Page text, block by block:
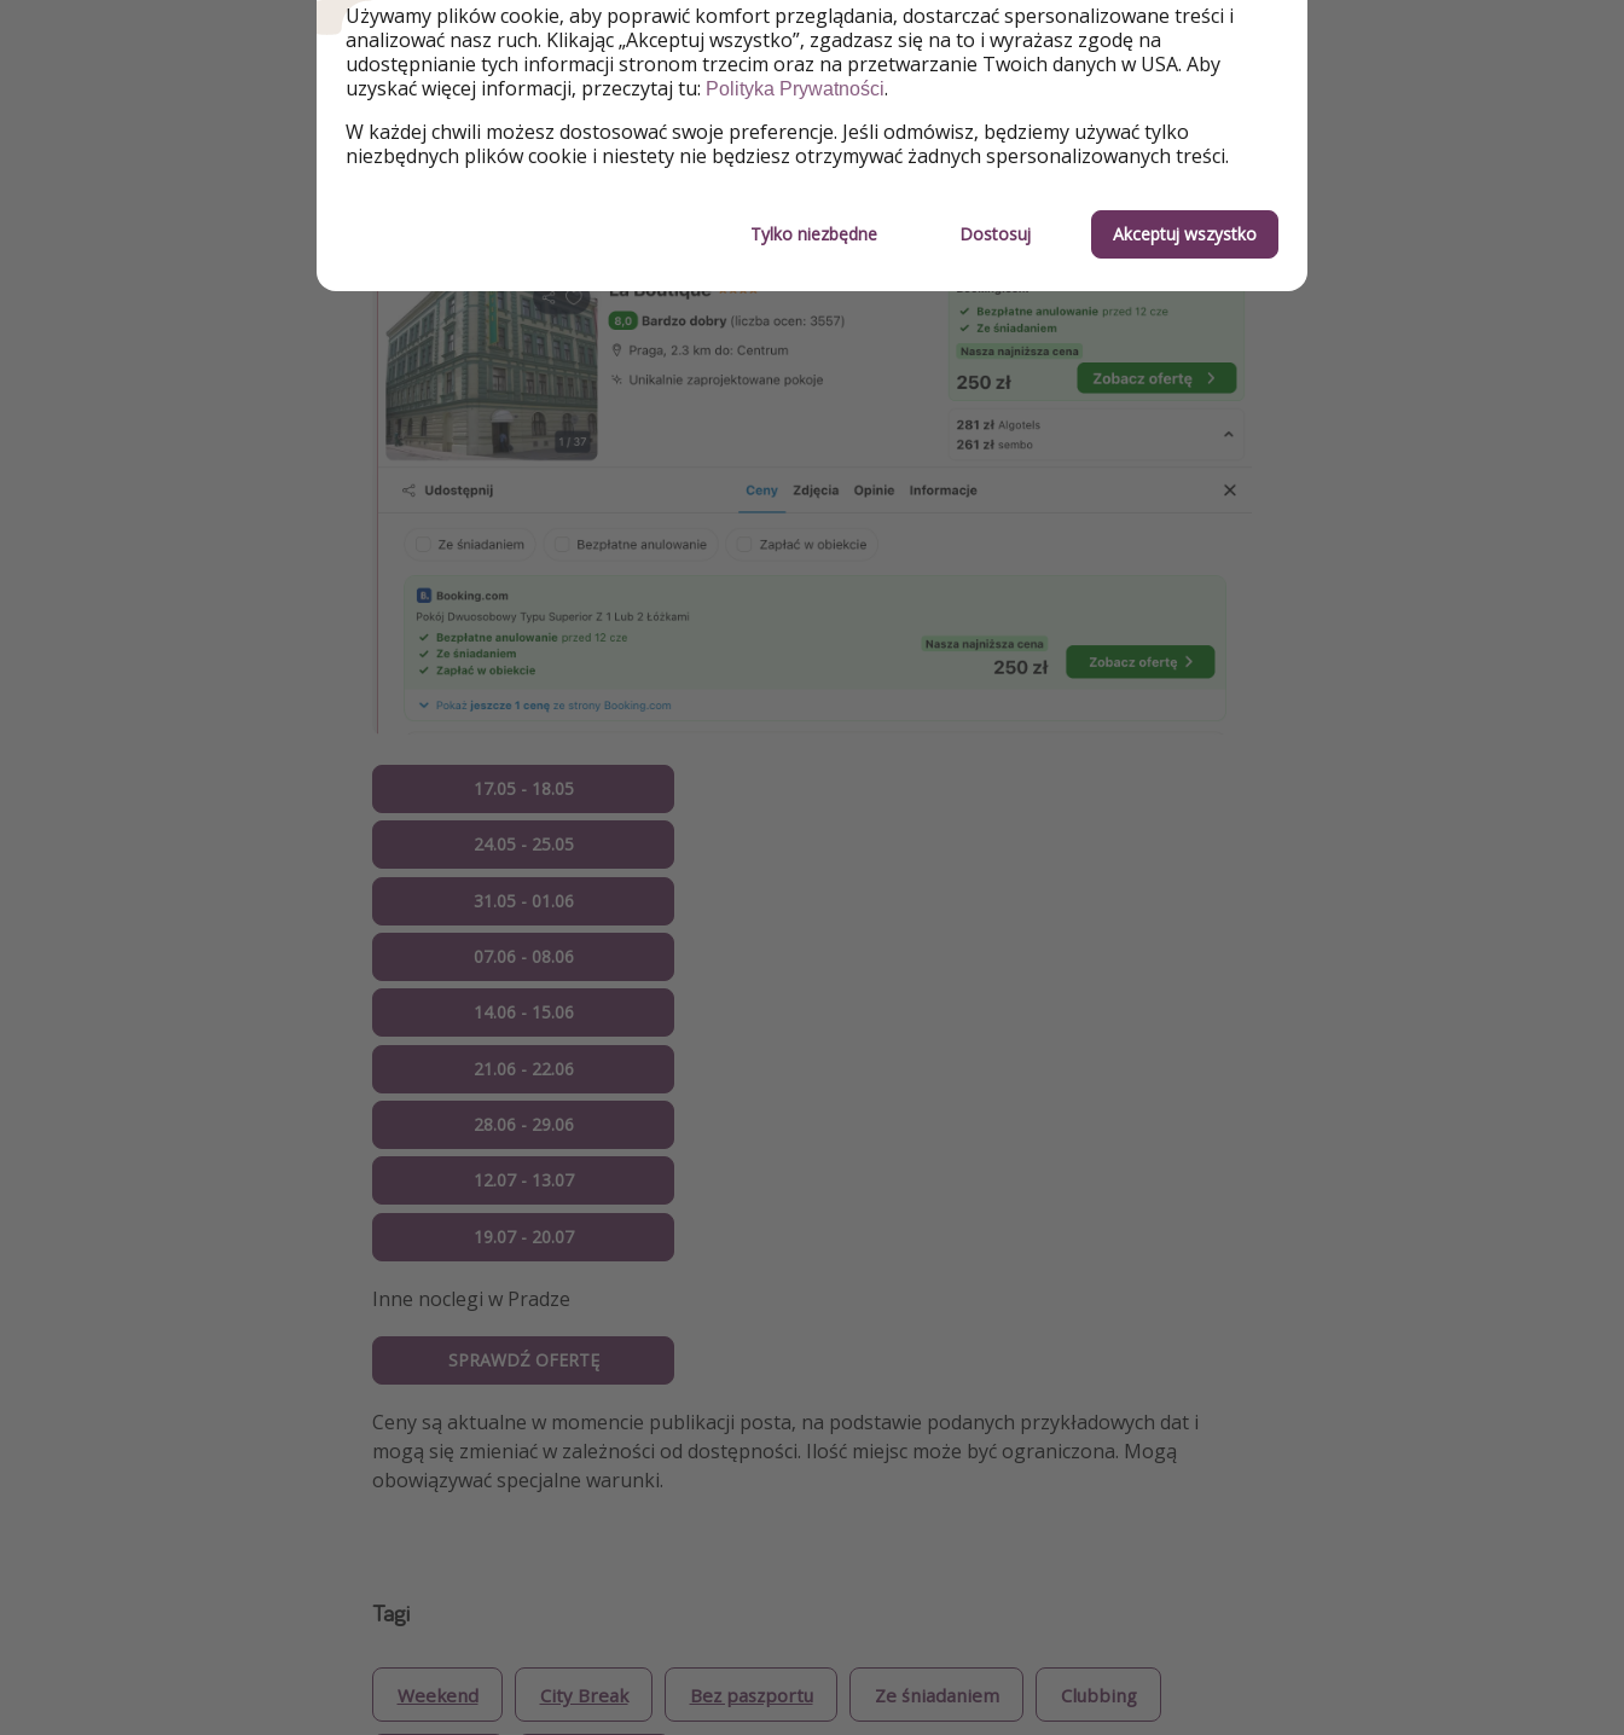
wyżywienie: BB - śniadania
przykładowy termin: 14 - 15 czerwca
świetna lokalizacja - 15 min spaceru od Mostu Karola
Bardzo dobra ocena 8.7/10 Booking
Cena tytułowa za osobę dotyczy noclegu w pokoju dwuosobowym
17.05 - 18.05
24.05 - 25.05
31.05 - 01.06
07.06 - 08.06
14.06 - 15.06
21.06 - 22.06
28.06 - 29.06
12.07 - 13.07
19.07 - 20.07
Inne noclegi w Pradze
SPRAWDŹ OFERTĘ
Ceny są aktualne w momencie publikacji posta, na podstawie podanych przykładowych dat i
mogą się zmieniać w zależności od dostępności. Ilość miejsc może być ograniczona. Mogą
obowiązywać specjalne warunki.
Tagi
Weekend City Break Bez paszportu Ze śniadaniem Clubbing
Używamy plików cookie, aby poprawić komfort przeglądania, dostarczać spersonalizowane treści i
analizować nasz ruch. Klikając „Akceptuj wszystko”, zgadzasz się na to i wyrażasz zgodę na
udostępnianie tych informacji stronom trzecim oraz na przetwarzanie Twoich danych w USA. Aby
uzyskać więcej informacji, przeczytaj tu: Polityka Prywatności.
W każdej chwili możesz dostosować swoje preferencje. Jeśli odmówisz, będziemy używać tylko
niezbędnych plików cookie i niestety nie będziesz otrzymywać żadnych spersonalizowanych treści.
Tylko niezbędne Dostosuj Akceptuj wszystko